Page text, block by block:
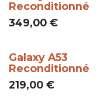
Reconditionné
349,00 €
Galaxy A53
Reconditionné
219,00 €